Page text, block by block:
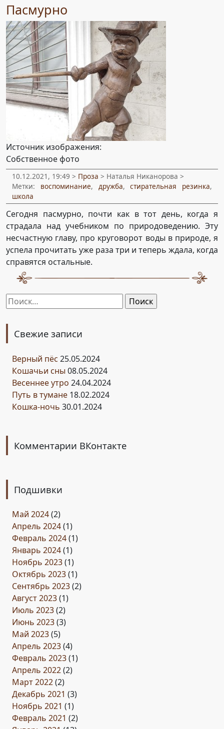
Пасмурно
Источник изображения:
Собственное фото
10.12.2021, 19:49 > Проза > Наталья Никанорова >
Метки: воспоминание, дружба,стирательная резинка,
школа
Сегодня пасмурно, почти как в тот день, когда я
страдала над учебником по природоведению. Эту
несчастную главу, про круговорот воды в природе, я
успела прочитать уже раза три и теперь ждала, когда
справятся остальные.
Найти:
Свежие записи
Верный пёс 25.05.2024
Кошачьи сны 08.05.2024
Весеннее утро 24.04.2024
Путь в тумане 18.02.2024
Кошка-ночь 30.01.2024
Комментарии ВКонтакте
Подшивки
Май 2024(2)
Апрель 2024(1)
Февраль 2024(1)
Январь 2024(1)
Ноябрь 2023(1)
Октябрь 2023(1)
Сентябрь 2023(2)
Август 2023(1)
Июль 2023(2)
Июнь 2023(3)
Май 2023(5)
Апрель 2023(4)
Февраль 2023(1)
Апрель 2022(2)
Март 2022(2)
Декабрь 2021 (3)
Ноябрь 2021 (1)
Февраль 2021 (2)